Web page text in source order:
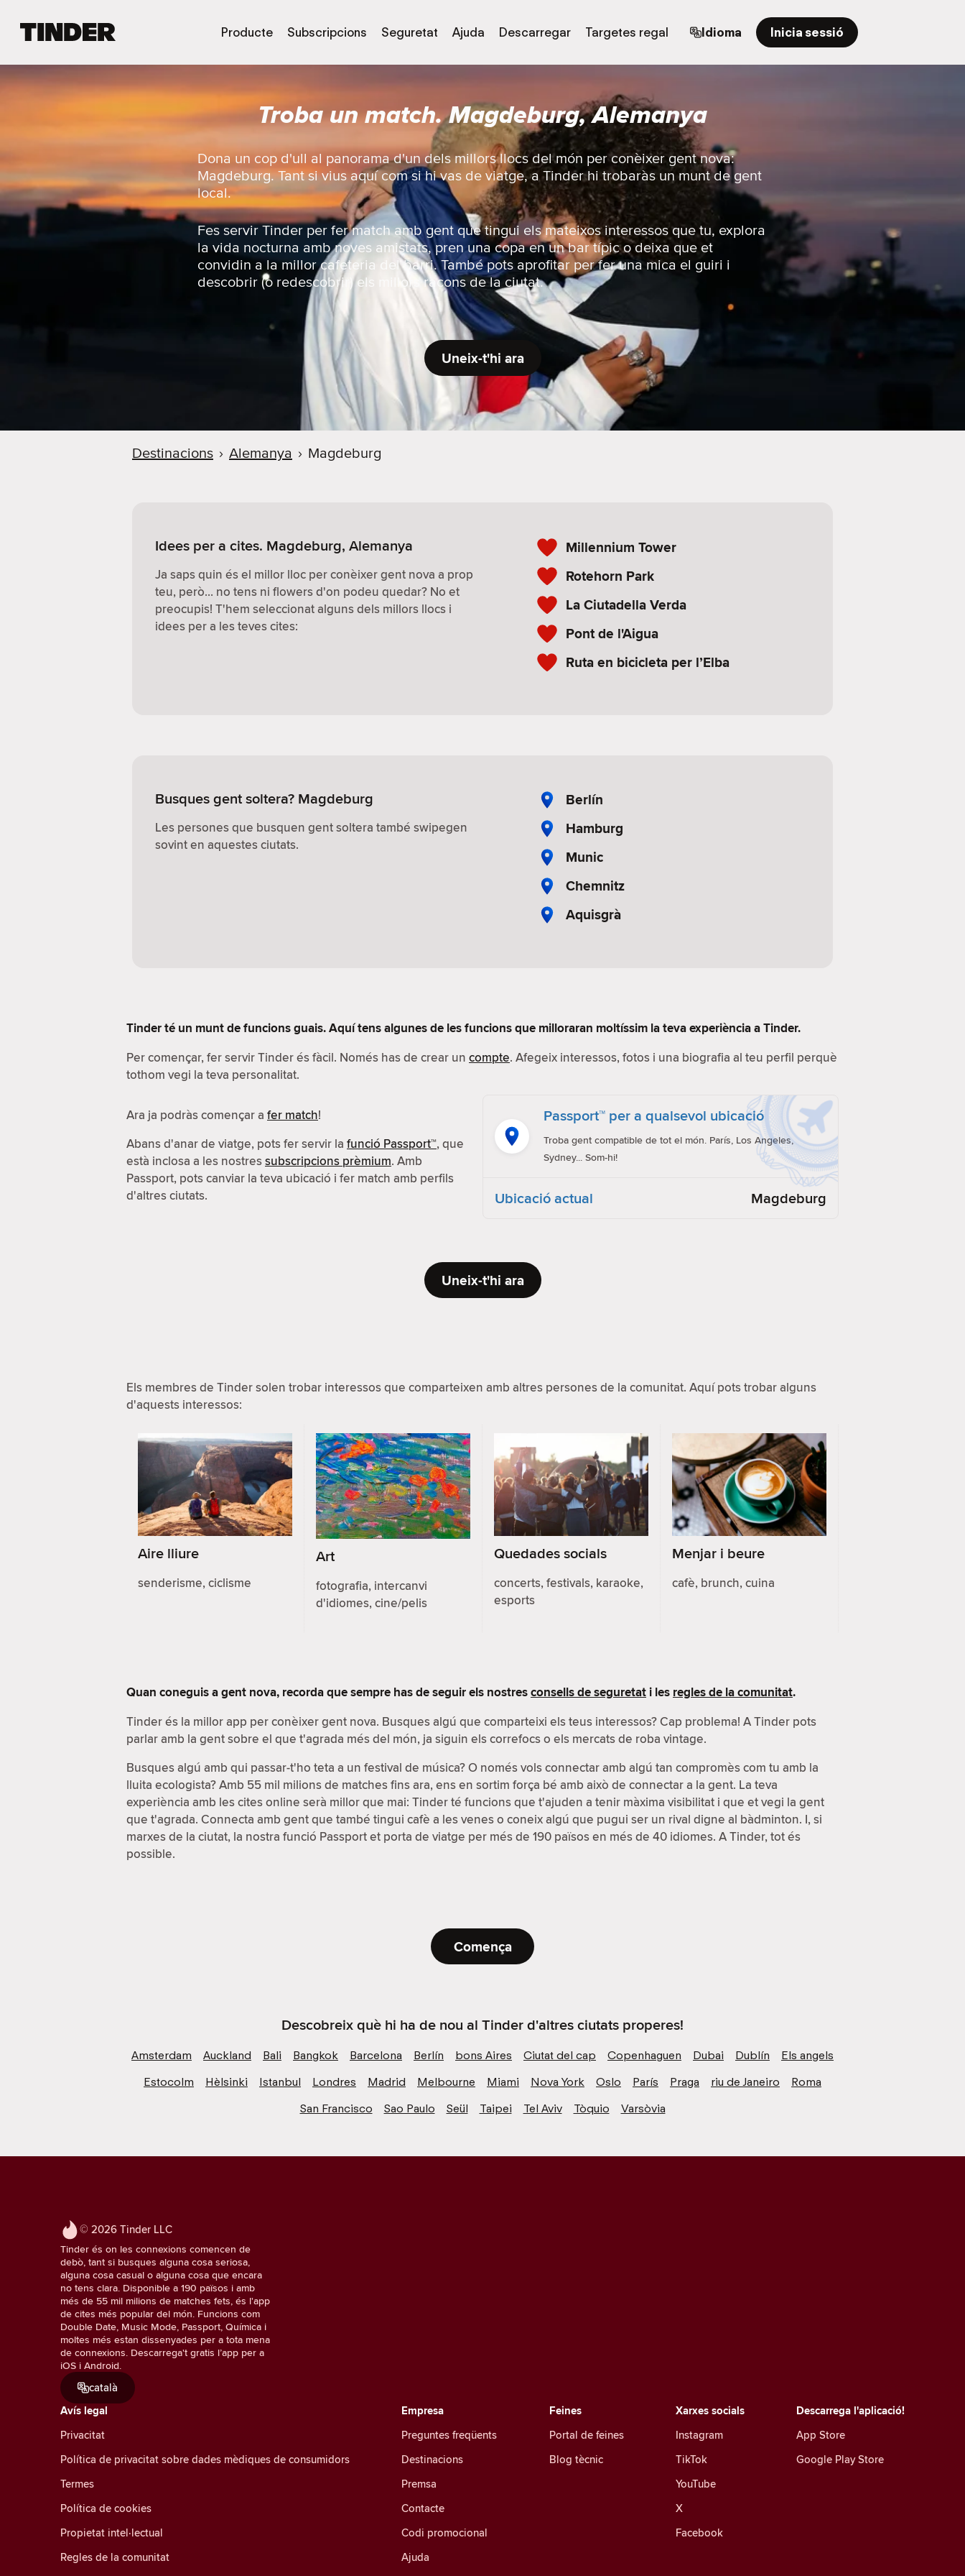
e
i
Producte Subscripcions Seguretat Ajuda Descarregar Targetes regal Idioma Inicia sessió
Troba un match. Magdeburg, Alemanya
Dona un cop d'ull al panorama d'un dels millors llocs del món per conèixer gent nova:
Magdeburg. Tant si vius aquí com si hi vas de viatge, a Tinder hi trobaràs un munt de gent
local.
Fes servir Tinder per fer match amb gent que tingui els mateixos interessos que tu, explora
la vida nocturna amb noves amistats, pren una copa en un bar típic o deixa que et
convidin a la millor cafeteria del barri. També pots aprofitar per fer una mica el guiri i
descobrir (o redescobrir) els millors racons de la ciutat.
Uneix-t'hi ara
Destinacions › Alemanya › Magdeburg
Idees per a cites. Magdeburg, Alemanya
Ja saps quin és el millor lloc per conèixer gent nova a prop
teu, però… no tens ni flowers d'on podeu quedar? No et
preocupis! T'hem seleccionat alguns dels millors llocs i
idees per a les teves cites:
Millennium Tower
Rotehorn Park
La Ciutadella Verda
Pont de l'Aigua
Ruta en bicicleta per l’Elba
Busques gent soltera? Magdeburg
Les persones que busquen gent soltera també swipegen
sovint en aquestes ciutats.
Berlín
Hamburg
Munic
Chemnitz
Aquisgrà
Tinder té un munt de funcions guais. Aquí tens algunes de les funcions que milloraran moltíssim la teva experiència a Tinder.
Per començar, fer servir Tinder és fàcil. Només has de crear un compte. Afegeix interessos, fotos i una biografia al teu perfil perquè
tothom vegi la teva personalitat.
Ara ja podràs començar a fer match!
Abans d'anar de viatge, pots fer servir la funció Passport™, que
està inclosa a les nostressubscripcions prèmium. Amb
Passport, pots canviar la teva ubicació i fer match amb perfils
d'altres ciutats.
Passport™ per a qualsevol ubicació
Troba gent compatible de tot el món. París, Los Angeles,
Sydney... Som-hi!
Ubicació actual Magdeburg
Uneix-t'hi ara
Els membres de Tinder solen trobar interessos que comparteixen amb altres persones de la comunitat. Aquí pots trobar alguns
d'aquests interessos:
Aire lliure
senderisme, ciclisme
Art
fotografia, intercanvi
d'idiomes, cine/pelis
Quedades socials
concerts, festivals, karaoke,
esports
Menjar i beure
cafè, brunch, cuina
Quan coneguis a gent nova, recorda que sempre has de seguir els nostresconsells de seguretat i les regles de la comunitat.
Tinder és la millor app per conèixer gent nova. Busques algú que comparteixi els teus interessos? Cap problema! A Tinder pots
parlar amb la gent sobre el que t'agrada més del món, ja siguin els correfocs o els mercats de roba vintage.
Busques algú amb qui passar-t'ho teta a un festival de música? O només vols connectar amb algú tan compromès com tu amb la
lluita ecologista? Amb 55 mil milions de matches fins ara, ens en sortim força bé amb això de connectar a la gent. La teva
experiència amb les cites online serà millor que mai: Tinder té funcions que t'ajuden a tenir màxima visibilitat i que et vegi la gent
que t'agrada. Connecta amb gent que també tingui cafè a les venes o coneix algú que pugui ser un rival digne al bàdminton. I, si
marxes de la ciutat, la nostra funció Passport et porta de viatge per més de 190 països en més de 40 idiomes. A Tinder, tot és
possible.
Comença
Descobreix què hi ha de nou al Tinder d'altres ciutats properes!
Amsterdam Auckland Bali Bangkok Barcelona Berlín bons Aires Ciutat del cap Copenhaguen Dubai Dublín
Els angels
Estocolm
Hèlsinki Istanbul Londres Madrid Melbourne Miami Nova York Oslo París Praga riu de Janeiro
Roma
San Francisco
Sao Paulo Seül Taipei Tel Aviv Tòquio Varsòvia
© 2026 Tinder LLC
Tinder és on les connexions comencen de
debò, tant si busques alguna cosa seriosa,
alguna cosa casual o alguna cosa que encara
no tens clara. Disponible a 190 països i amb
més de 55 mil milions de matches fets, és l'app
de cites més popular del món. Funcions com
Double Date, Music Mode, Passport, Química i
moltes més estan dissenyades per a tota mena
de connexions. Descarrega't gratis l’app per a
iOS i Android.
català
Xarxes socials
Instagram
TikTok
YouTube
X
Facebook
Avís legal
Privacitat
Política de privacitat sobre dades mèdiques de consumidors
Termes
Política de cookies
Propietat intel·lectual
Regles de la comunitat
Feines
Portal de feines
Blog tècnic
Empresa
Preguntes freqüents
Destinacions
Premsa
Contacte
Codi promocional
Ajuda
Descarrega l'aplicació!
App Store
Google Play Store